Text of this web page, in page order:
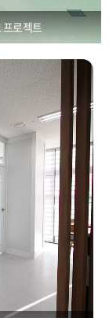
프로젝트
석 [40평]